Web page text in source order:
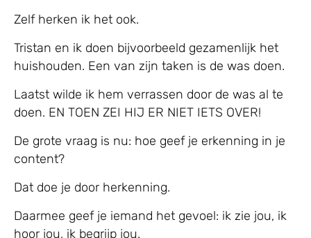
Zelf herken ik het ook.
Tristan en ik doen bijvoorbeeld gezamenlijk het
huishouden. Een van zijn taken is de was doen.
Laatst wilde ik hem verrassen door de was al te
doen. EN TOEN ZEI HIJ ER NIET IETS OVER!
De grote vraag is nu: hoe geef je erkenning in je
content?
Dat doe je door herkenning.
Daarmee geef je iemand het gevoel: ik zie jou, ik
hoor jou, ik begrijp jou.